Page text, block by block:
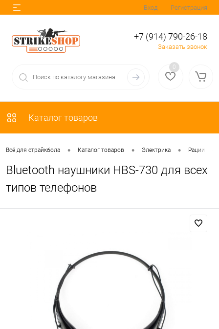
Вход Регистрация
+7 (914) 790-26-18
Заказать звонок
0
Каталог товаров
Всё для страйкбола • Каталог товаров • Электрика • Рации
Bluetooth наушники HBS-730 для всех
типов телефонов